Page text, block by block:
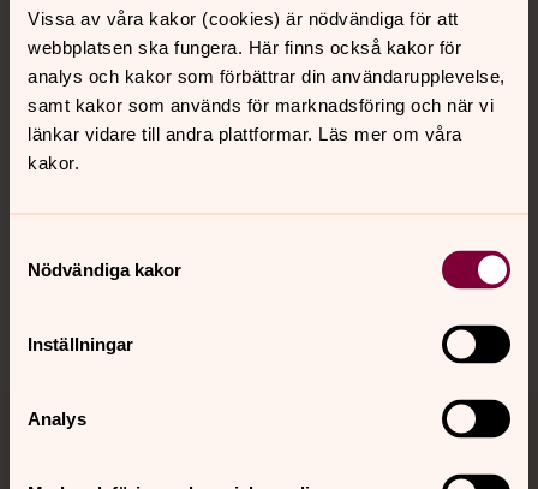
Vissa av våra kakor (cookies) är nödvändiga för att
webbplatsen ska fungera. Här finns också kakor för
analys och kakor som förbättrar din användarupplevelse,
samt kakor som används för marknadsföring och när vi
länkar vidare till andra plattformar. Läs mer om våra
kakor.
Nödvändiga kakor
Inställningar
Analys
Kalender
Hitta snabbt
Sociala kanaler